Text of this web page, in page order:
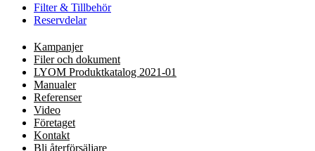
Filter & Tillbehör
Reservdelar
Kampanjer
Filer och dokument
LYOM Produktkatalog 2021-01
Manualer
Referenser
Video
Företaget
Kontakt
Bli återförsäljare